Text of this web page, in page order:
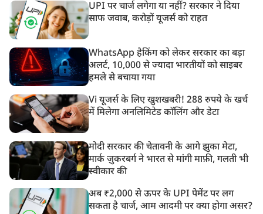
UPI पर चार्ज लगेगा या नहीं? सरकार ने दिया
साफ जवाब, करोड़ों यूजर्स को राहत
WhatsApp हैकिंग को लेकर सरकार का बड़ा
अलर्ट, 10,000 से ज्यादा भारतीयों को साइबर
हमले से बचाया गया
Vi यूजर्स के लिए खुशखबरी! 288 रुपये के खर्च
में मिलेगा अनलिमिटेड कॉलिंग और डेटा
मोदी सरकार की चेतावनी के आगे झुका मेटा,
मार्क ज़ुकरबर्ग ने भारत से मांगी माफ़ी, गलती भी
स्वीकार की
अब ₹2,000 से ऊपर के UPI पेमेंट पर लग
सकता है चार्ज, आम आदमी पर क्या होगा असर?